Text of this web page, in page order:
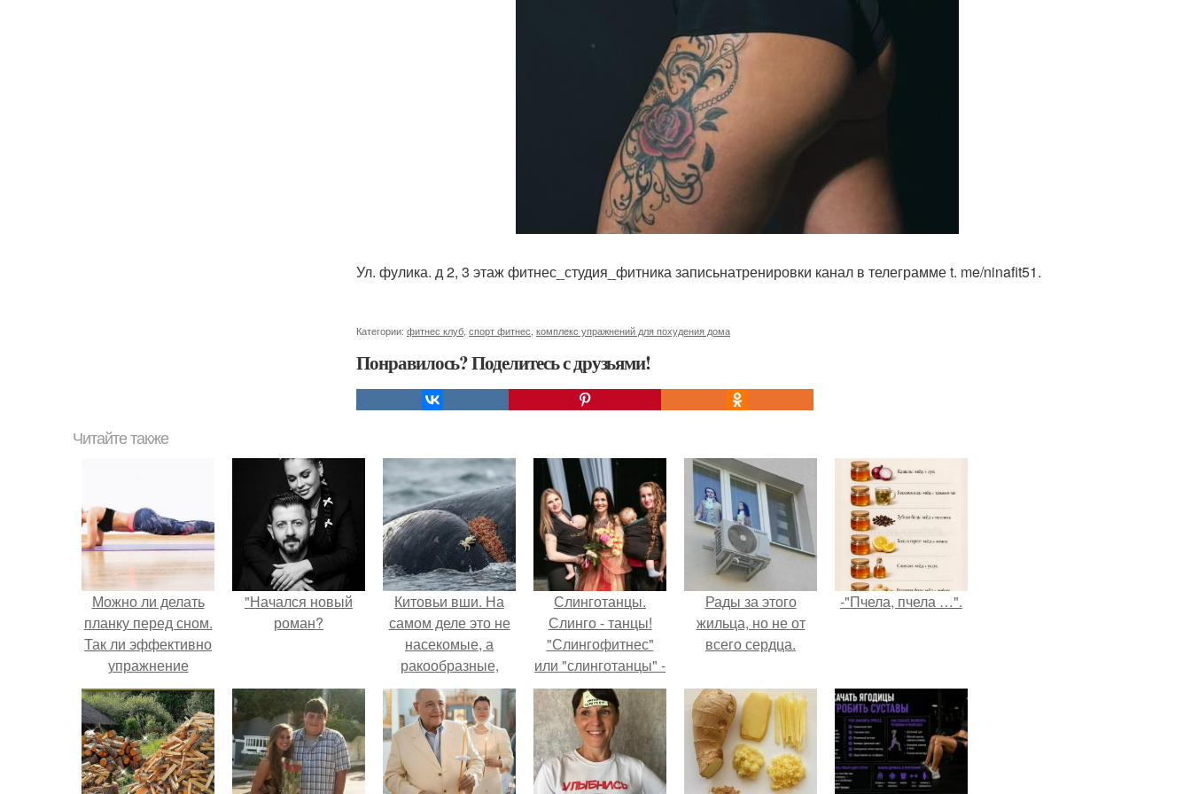
Ул. фулика. д 2, 3 этаж фитнес_студия_фитника записьнатренировки канал в телеграмме t. me/ninafit51.
Категории: фитнес клуб спорт фитнес комплекс упражнений для похудения дома
Понравилось? Поделитесь с друзьями!
Читайте также
Можно ли делать
планку перед сном.
Так ли эффективно
упражнение
"планка" на деле
"Начался новый
роман?
Китовьи вши. На
самом деле это не
насекомые, а
ракообразные,
относящиеся к
бокоплавам.
Слинготанцы.
Слинго - танцы!
"Слингофитнес"
или "слинготанцы" -
это новое
направление в
фитнесе,
придуманное
специально для
Рады за этого
жильца, но не от
всего сердца.
-"Пчела, пчела …".